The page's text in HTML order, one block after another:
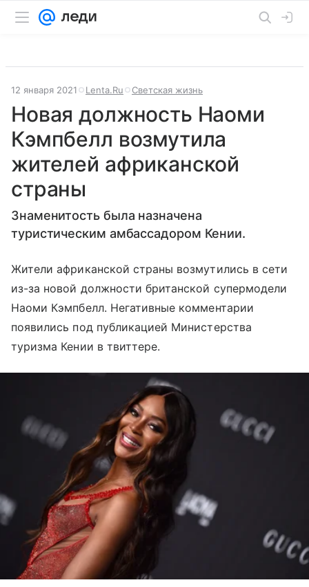
12 января 2021 Lenta.Ru Светская жизнь
Новая должность Наоми
Кэмпбелл возмутила
жителей африканской
страны
Знаменитость была назначена
туристическим амбассадором Кении.
Жители африканской страны возмутились в сети
из-за новой должности британской супермодели
Наоми Кэмпбелл. Негативные комментарии
появились под публикацией Министерства
туризма Кении в твиттере.